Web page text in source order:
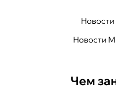
Новости
Чем